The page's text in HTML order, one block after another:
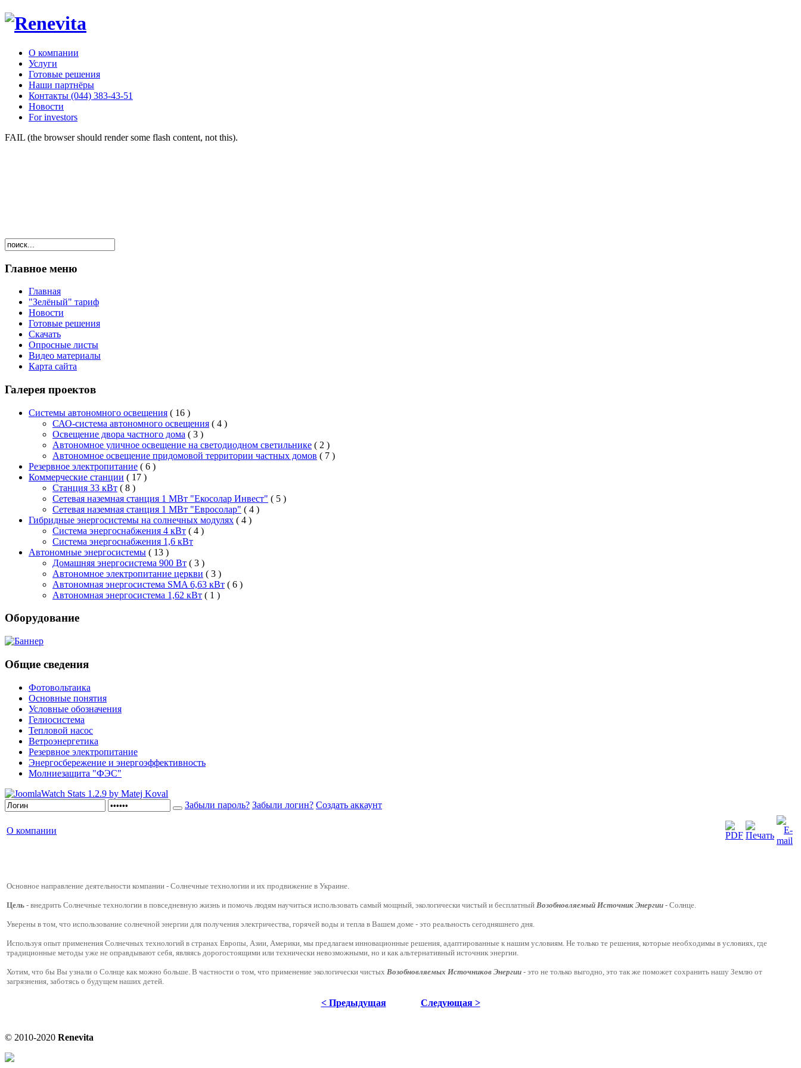
О компании
Услуги
Готовые решения
Наши партнёры
Контакты (044) 383-43-51
Новости
For investors
FAIL (the browser should render some flash content, not this).
Главное меню
Главная
"Зелёный" тариф
Новости
Готовые решения
Скачать
Опросные листы
Видео материалы
Карта сайта
Галерея проектов
Системы автономного освещения ( 16 )
САО-система автономного освещения ( 4 )
Освещение двора частного дома ( 3 )
Автономное уличное освещение на светодиодном светильнике ( 2 )
Автономное освещение придомовой территории частных домов ( 7 )
Резервное электропитание ( 6 )
Коммерческие станции ( 17 )
Станция 33 кВт ( 8 )
Сетевая наземная станция 1 МВт "Екосолар Инвест" ( 5 )
Сетевая наземная станция 1 МВт "Евросолар" ( 4 )
Гибридные энергосистемы на солнечных модулях ( 4 )
Система энергоснабжения 4 кВт ( 4 )
Система энергоснабжения 1,6 кВт
Автономные энергосистемы ( 13 )
Домашняя энергосистема 900 Вт ( 3 )
Автономное электропитание церкви ( 3 )
Автономная энергосистема SMA 6,63 кВт ( 6 )
Автономная энергосистема 1,62 кВт ( 1 )
Оборудование
Общие сведения
Фотовольтаика
Основные понятия
Условные обозначения
Гелиосистема
Тепловой насос
Ветроэнергетика
Резервное электропитание
Энергосбережение и энергоэффективность
Молниезащита "ФЭС"
Забыли пароль? Забыли логин? Создать аккаунт
О компании
Основное направление деятельности компании - Cолнечные технологии и их продвижение в Украине.
Цель - внедрить Солнечные технологии в повседневную жизнь и помочь людям научиться использовать самый мощный, экологически чистый и бесплатный Возобновляемый Источник Энергии - Солнце.
Уверены в том, что использование солнечной энергии для получения электричества, горячей воды и тепла в Вашем доме - это реальность сегодняшнего дня.
Используя опыт применения Солнечных технологий в странах Европы, Азии, Америки, мы предлагаем инновационные решения, адаптированные к нашим условиям. Не только те решения, которые необходимы в условиях, где
традиционные методы уже не оправдывают себя, являясь дорогостоящими или технически невозможными, но и как альтернативный источник энергии.
Хотим, что бы Вы узнали о Солнце как можно больше. В частности о том, что применение экологически чистых Возобновляемых Источников Энергии - это не только выгодно, это так же поможет сохранить нашу Землю от
загрязнения, заботясь о будущем наших детей.
< Предыдущая Следующая >
© 2010-2020 Renevita